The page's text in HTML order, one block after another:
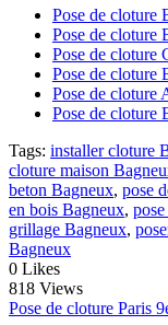
Pose de cloture
Pose de cloture
Pose de cloture
Pose de cloture
Pose de cloture
Pose de cloture
Tags: installer cloture
cloture maison
beton Bagneux, pose
en bois Bagneux,
grillage Bagneux,
Bagneux
0 Likes
818 Views
Pose de cloture Paris